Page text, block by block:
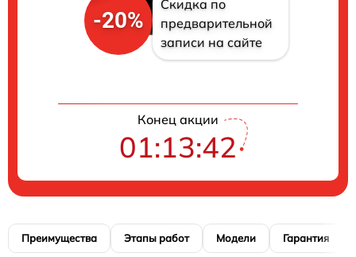
-20%
Скидка по
предварительной
записи на сайте
Конец акции
01:13:42
Преимущества Этапы работ Модели Гарантия